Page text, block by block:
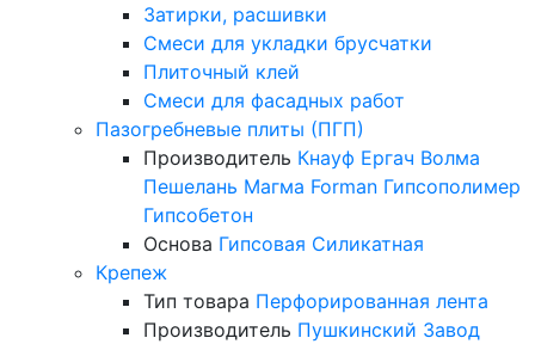
Затирки, расшивки
Смеси для укладки брусчатки
Плиточный клей
Смеси для фасадных работ
Пазогребневые плиты (ПГП)
Производитель Кнауф Ергач Волма
Пешелань Магма Forman Гипсополимер
Гипсобетон
Основа Гипсовая Силикатная
Крепеж
Тип товара Перфорированная лента
Производитель Пушкинский Завод